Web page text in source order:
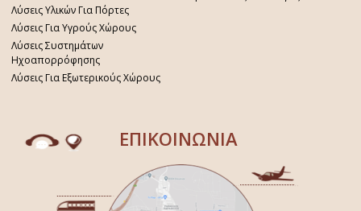
Λύσεις Υλικών Για Πόρτες
Λύσεις Για Υγρούς Χώρους
Λύσεις Συστημάτων
Ηχοαπορρόφησης
Λύσεις Για Εξωτερικούς Χώρους
ΕΠΙΚΟΙΝΩΝΙΑ